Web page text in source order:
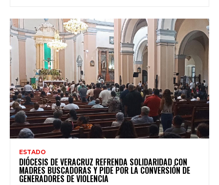
ESTADO
DIÓCESIS DE VERACRUZ REFRENDA SOLIDARIDAD CON
MADRES BUSCADORAS Y PIDE POR LA CONVERSIÓN DE
GENERADORES DE VIOLENCIA